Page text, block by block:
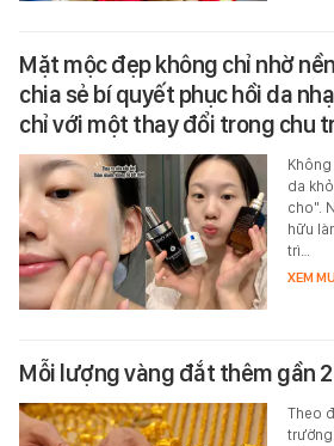
Mặt mộc đẹp không chỉ nhờ
chia sẻ bí quyết phục hồi da
chỉ với một thay đổi trong chu
da
cho".
hữu
trì…
XEM
Mỗi lượng vàng đắt thêm gần
Theo